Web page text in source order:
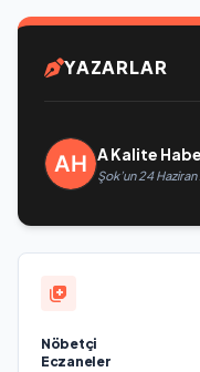
YAZARLAR
A Kalite
Şok’un 24
Nöbetçi
Eczaneler